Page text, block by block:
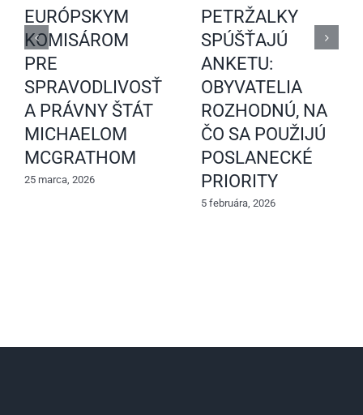
EURÓPSKYM
KOMISÁROM
PRE
SPRAVODLIVOSŤ
A PRÁVNY ŠTÁT
MICHAELOM
MCGRATHOM
25 marca, 2026
PETRŽALKY
SPÚŠŤAJÚ
ANKETU:
OBYVATELIA
ROZHODNÚ, NA
ČO SA POUŽIJÚ
POSLANECKÉ
PRIORITY
5 februára, 2026